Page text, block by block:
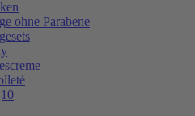
ohne Parabene